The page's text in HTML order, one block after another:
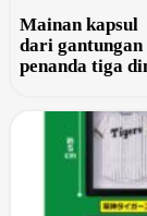
Mainan kapsul
dari gantungan
penanda tiga